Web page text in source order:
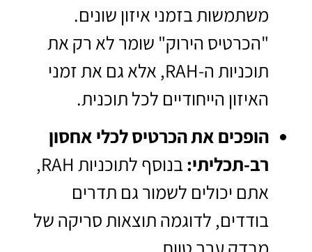
משתמשות בזמני איזון שונים.
"הכרטיס הירוק" שומר לא רק את
תוכניות ה-RAH, אלא גם את זמני
האיזון הייחודיים לכל תוכנית.
הופכים את הכרטיס לכלי אחסון
רב-תכליתי:
בנוסף לתוכניות RAH,
אתם יכולים לשמור גם תדרים
בודדים, לדוגמה תוצאות סריקה של